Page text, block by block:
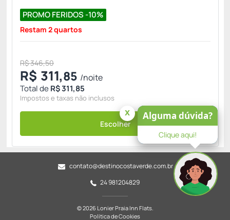
PROMO FERIDOS -10%
Restam 2 quartos
R$ 346,50
R$ 311,85 /noite
Total deR$ 311,85
Impostos e taxas não inclusos
Escolher
contato@destinocostaverde.com.br
24 981204829
© 2026 Lonier Praia Inn Flats.
Política de Cookies
Alguma dúvida?
Clique aqui!
x